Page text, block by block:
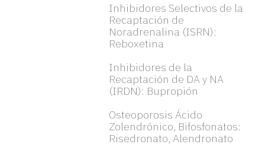
Inhibidores Selectivos de la
Recaptación de
Noradrenalina (ISRN):
Reboxetina
Inhibidores de la
Recaptación de DA y NA
(IRDN): Bupropión
Osteoporosis Ácido
Zolendrónico, Bifosfonatos:
Risedronato, Alendronato